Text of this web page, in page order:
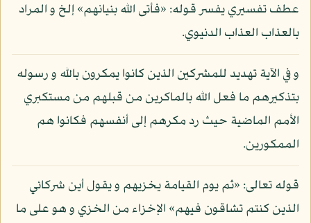
عطف تفسيري يفسر قوله: «فأتى الله بنيانهم» إلخ و المراد
بالعذاب العذاب الدنيوي.
و في الآية تهديد للمشركين الذين كانوا يمكرون بالله و رسوله
بتذكيرهم ما فعل الله بالماكرين من قبلهم من مستكبري
الأمم الماضية حيث رد مكرهم إلى أنفسهم فكانوا هم
الممكورين.
قوله تعالى: «ثم يوم القيامة يخزيهم و يقول أين شركائي
الذين كنتم تشاقون فيهم» الإخزاء من الخزي و هو على ما